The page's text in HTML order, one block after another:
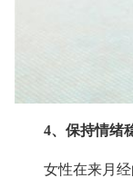
4、保持情绪
女性在来月